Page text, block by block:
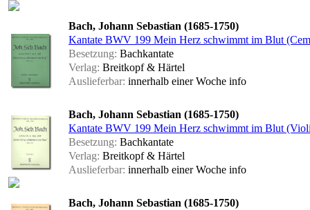
Bach, Johann Sebastian (1685-1750)
Kantate BWV 199 Mein Herz schwimmt im Blut
Besetzung: Bachkantate
Verlag: Breitkopf & Härtel
Auslieferbar: innerhalb einer Woche info
Bach, Johann Sebastian (1685-1750)
Kantate BWV 199 Mein Herz schwimmt im Blut
Besetzung: Bachkantate
Verlag: Breitkopf & Härtel
Auslieferbar: innerhalb einer Woche info
Bach, Johann Sebastian (1685-1750)